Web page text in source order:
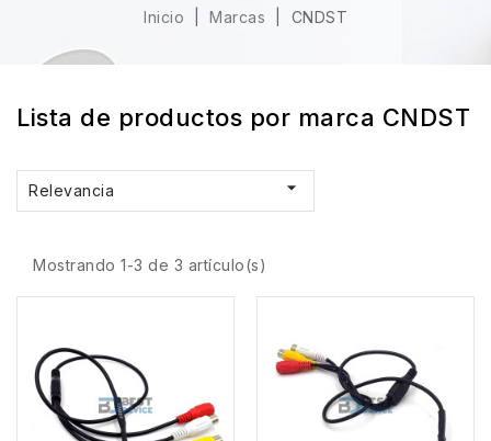
Inicio Marcas CNDST
Lista de productos por marca CNDST
Relevancia 
Mostrando 1-3 de 3 artículo(s)